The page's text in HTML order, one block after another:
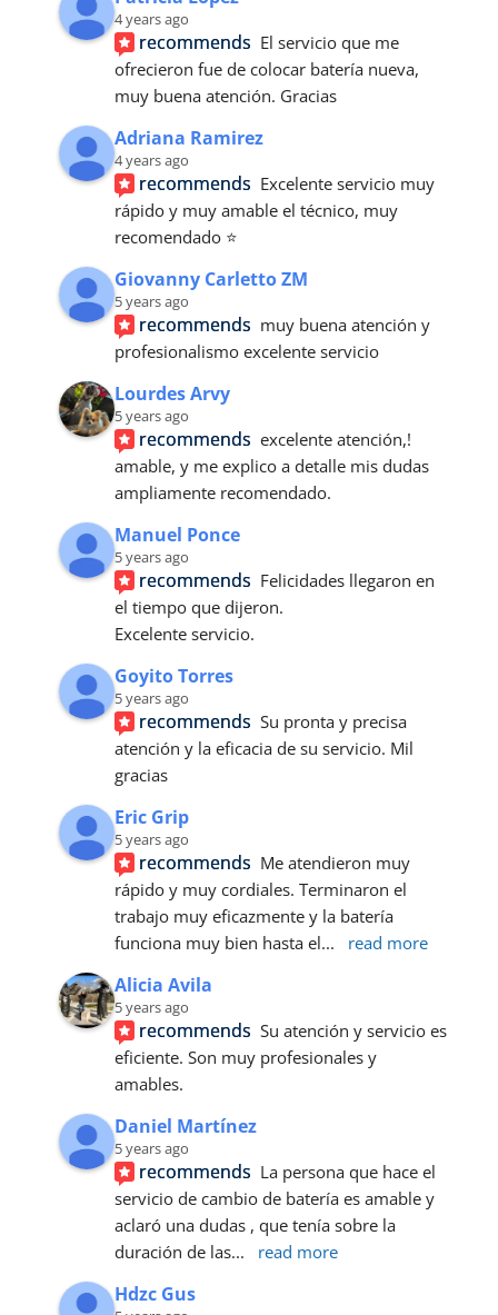
4 years ago
recommends El servicio que me
ofrecieron fue de colocar batería nueva,
muy buena atención. Gracias
Adriana Ramirez
4 years ago
recommends Excelente servicio muy
rápido y muy amable el técnico, muy
recomendado ⭐
Giovanny Carletto ZM
5 years ago
recommends muy buena atención y
profesionalismo excelente servicio
Lourdes Arvy
5 years ago
recommends excelente atención,!
amable, y me explico a detalle mis dudas
ampliamente recomendado.
Manuel Ponce
5 years ago
recommends Felicidades llegaron en
el tiempo que dijeron.
Excelente servicio.
Goyito Torres
5 years ago
recommends Su pronta y precisa
atención y la eficacia de su servicio. Mil
gracias
Eric Grip
5 years ago
recommends Me atendieron muy
rápido y muy cordiales. Terminaron el
trabajo muy eficazmente y la batería
funciona muy bien hasta el... read more
Alicia Avila
5 years ago
recommends Su atención y servicio es
eficiente. Son muy profesionales y
amables.
Daniel Martínez
5 years ago
recommends La persona que hace el
servicio de cambio de batería es amable y
aclaró una dudas , que tenía sobre la
duración de las... read more
Hdzc Gus